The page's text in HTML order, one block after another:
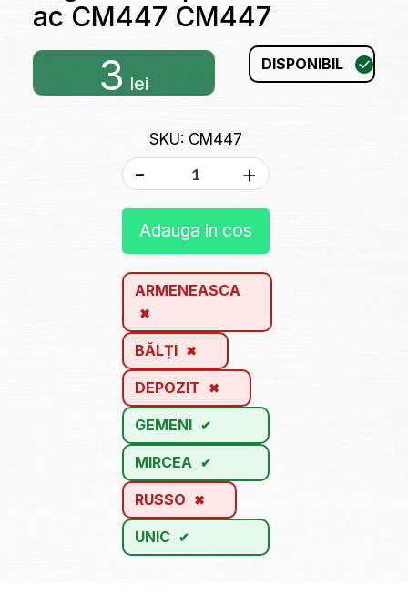
ac CM447 CM447
3 lei
DISPONIBIL
SKU: CM447
- +
Adauga in cos
ARMENEASCA
BĂLȚI
DEPOZIT
GEMENI
MIRCEA
RUSSO
UNIC